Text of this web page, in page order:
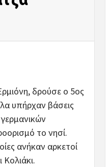
δρούσε ο 5ος
υπήρχαν βάσεις
το νησί.
ανήκαν αρκετοί